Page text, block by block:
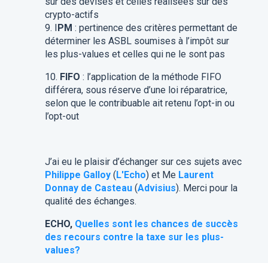
crypto-actifs
9. IPM : pertinence des critères permettant de
déterminer les ASBL soumises à l’impôt sur
les plus-values et celles qui ne le sont pas
10. FIFO : l’application de la méthode FIFO
différera, sous réserve d’une loi réparatrice,
selon que le contribuable ait retenu l’opt-in ou
l’opt-out​
J’ai eu le plaisir d’échanger sur ces sujets avec
Philippe Galloy(L'Echo) et Me Laurent
Donnay de Casteau(Advisius). Merci pour la
qualité des échanges.
ECHO, Quelles sont les chances de succès
des recours contre la taxe sur les plus-
values?